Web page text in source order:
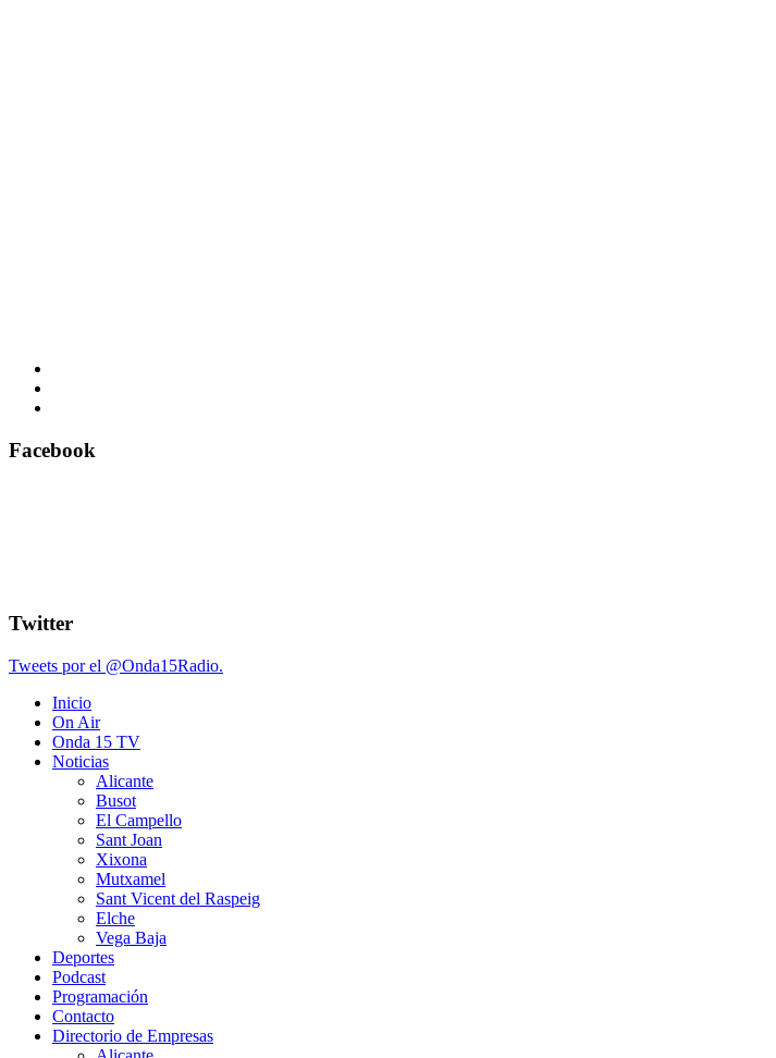
Facebook
Twitter
Tweets por el @Onda15Radio.
Inicio
On Air
Onda 15 TV
Noticias
Alicante
Busot
El Campello
Sant Joan
Xixona
Mutxamel
Sant Vicent del Raspeig
Elche
Vega Baja
Deportes
Podcast
Programación
Contacto
Directorio de Empresas